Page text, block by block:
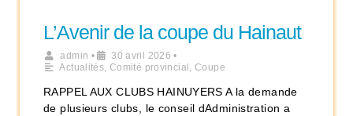
L’Avenir de la coupe du Hainaut
admin • 30 avril 2026 •
Actualités, Comité provincial , Coupe
RAPPEL AUX CLUBS HAINUYERS A la demande
de plusieurs clubs, le conseil dAdministration a